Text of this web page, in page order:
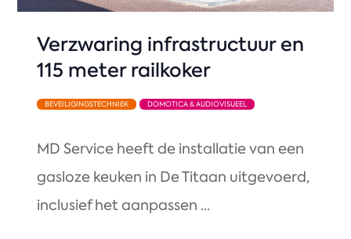
Verzwaring infrastructuur en
115 meter railkoker
BEVEILIGINGSTECHNIEK DOMOTICA & AUDIOVISUEEL
MD Service heeft de installatie van een
gasloze keuken in De Titaan uitgevoerd,
inclusief het aanpassen ...